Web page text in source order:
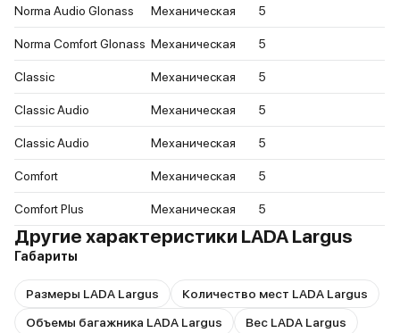
Norma Audio Glonass Механическая 5
Norma Comfort Glonass Механическая 5
Classic Механическая 5
Classic Audio Механическая 5
Classic Audio Механическая 5
Comfort Механическая 5
Comfort Plus Механическая 5
Другие характеристики LADA Largus
Габариты
Размеры LADA Largus
Количество мест LADA Largus
Объемы багажника LADA Largus
Вес LADA Largus